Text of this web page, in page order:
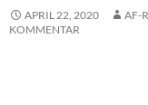
APRIL 22, 2020 AF-
KOMMENTAR